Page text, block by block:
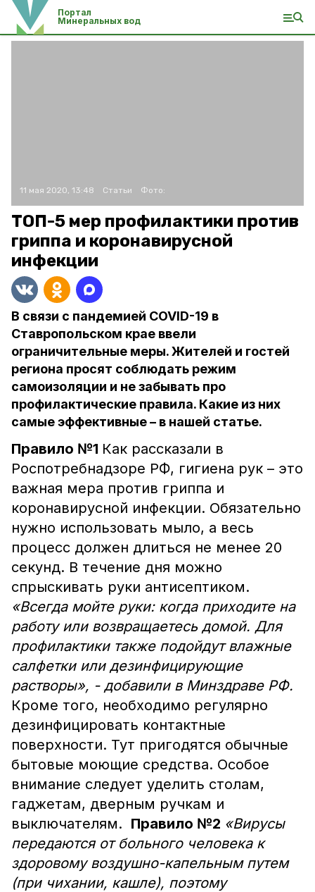
Портал
Минеральных вод
11 мая 2020, 13:48 Статьи Фото:
ТОП-5 мер профилактики против
гриппа и коронавирусной
инфекции
В связи с пандемией COVID-19 в
Ставропольском крае ввели
ограничительные меры. Жителей и гостей
региона просят соблюдать режим
самоизоляции и не забывать про
профилактические правила. Какие из них
самые эффективные – в нашей статье.
Правило №1 Как рассказали в
Роспотребнадзоре РФ, гигиена рук – это
важная мера против гриппа и
коронавирусной инфекции. Обязательно
нужно использовать мыло, а весь
процесс должен длиться не менее 20
секунд. В течение дня можно
спрыскивать руки антисептиком.
«Всегда мойте руки: когда приходите на
работу или возвращаетесь домой. Для
профилактики также подойдут влажные
салфетки или дезинфицирующие
растворы», - добавили в Минздраве РФ.
Кроме того, необходимо регулярно
дезинфицировать контактные
поверхности. Тут пригодятся обычные
бытовые моющие средства. Особое
внимание следует уделить столам,
гаджетам, дверным ручкам и
выключателям. Правило №2 «Вирусы
передаются от больного человека к
здоровому воздушно-капельным путем
(при чихании, кашле), поэтому